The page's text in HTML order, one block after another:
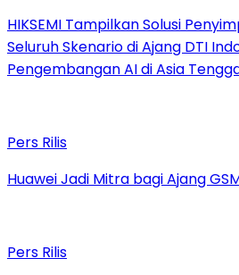
HIKSEMI Tampilkan Solusi
Seluruh Skenario di Ajang DTI
Pengembangan AI di Asia
Pers Rilis
Huawei Jadi Mitra bagi Ajang
Pers Rilis